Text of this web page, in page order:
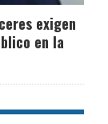
exigen
en la